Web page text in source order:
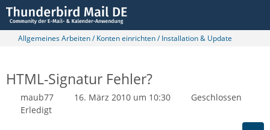
Allgemeines Arbeiten / Konten einrichten / Installation & Update
HTML-Signatur Fehler?
maub77 16. März 2010 um 10:30
Geschlossen
Erledigt